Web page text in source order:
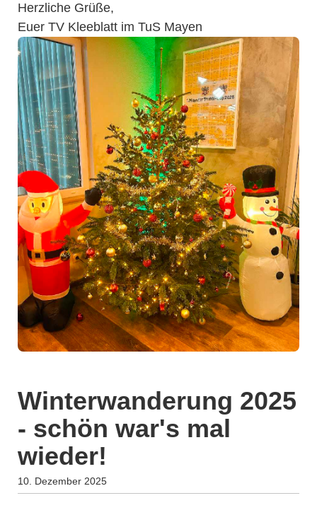
Herzliche Grüße,
Euer TV Kleeblatt im TuS Mayen
Winterwanderung 2025
- schön war's mal
wieder!
10. Dezember 2025